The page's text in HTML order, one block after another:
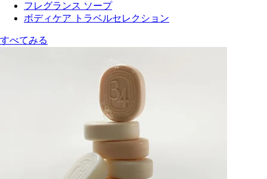
フレグランス ソープ
ボディケア トラベルセレクション
すべてみる